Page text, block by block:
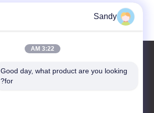
Sandy
3:22 AM
Good day, what product are you looking
for?